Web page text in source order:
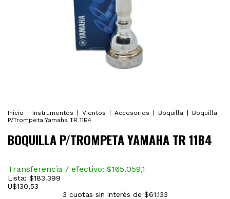
Inicio Instrumentos Vientos Accesorios Boquilla
Boquilla
P/Trompeta Yamaha TR 11B4
BOQUILLA P/TROMPETA YAMAHA TR 11B4
Transferencia / efectivo: $165.059,1
Lista: $183.399
U$130,53
3 cuotas sin interés de $61.133